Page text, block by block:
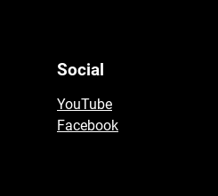
Social
YouTube
Facebook